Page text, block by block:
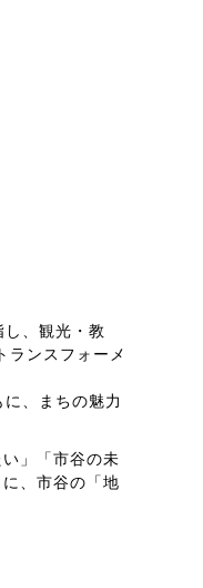
、観光・教
ランスフォーメ
、まちの魅力
」「市谷の未
、市谷の「地